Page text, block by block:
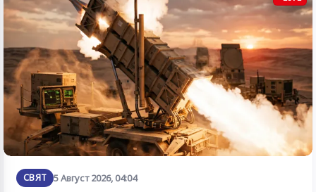
СВЯТ 5 Август 2026, 04:04